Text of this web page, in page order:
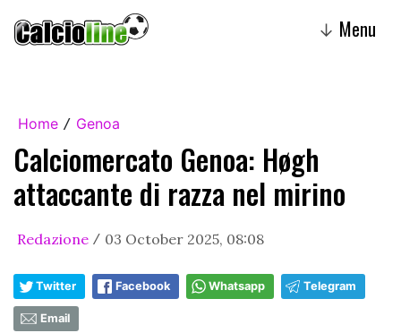
↓ Menu
Home / Genoa
Calciomercato Genoa: Høgh
attaccante di razza nel mirino
Redazione / 03 October 2025, 08:08
Twitter Facebook Whatsapp Telegram
Email